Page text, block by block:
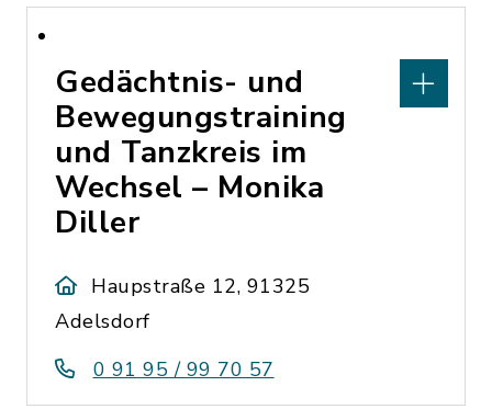
Gedächtnis- und
Bewegungstraining
und Tanzkreis im
Wechsel – Monika
Diller
Haupstraße 12, 91325
Adelsdorf
0 91 95 / 99 70 57